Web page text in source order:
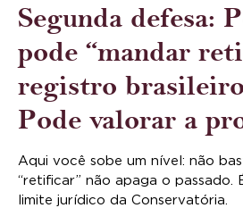
Segunda defesa:
pode “mandar
registro
Pode valorar a
Aqui você sobe um nível: não
“retificar” não apaga o passado.
limite jurídico da Conservatória.